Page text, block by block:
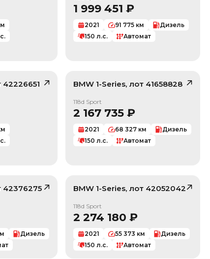
1 999 451 ₽
2021 91 775км
Дизель
150 л.с. Автомат
42226651
/ 10 BMW 1-Series, лот 41658828
/ 10
118d Sport
2 167 735₽
2021 68 327км
Дизель
150 л.с. Автомат
42376275
/ 10
Дизель
BMW 1-Series, лот 42052042
/ 10
118d Sport
2 274 180 ₽
2021 55 373 км
Дизель
150 л.с. Автомат